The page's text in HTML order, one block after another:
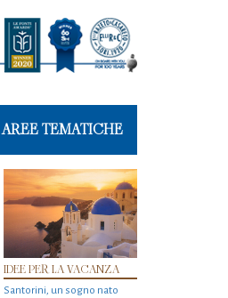
AREE TEMATICHE
IDEE PER LA VACANZA
Santorini, un sogno nato